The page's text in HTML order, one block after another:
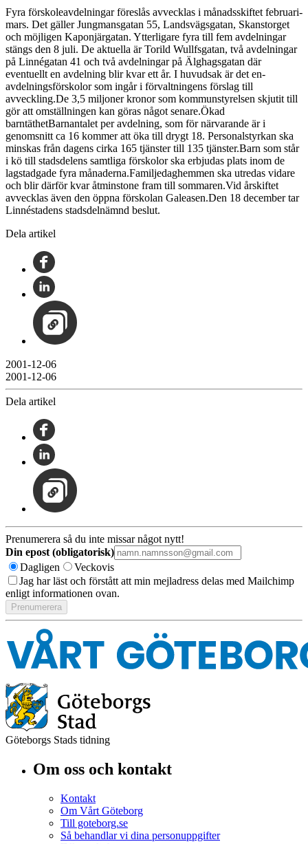
Fyra förskoleavdelningar föreslås avvecklas i månadsskiftet februari-
mars. Det gäller Jungmansgatan 55, Landsvägsgatan, Skanstorget
och möjligen Kaponjärgatan. Ytterligare fyra till fem avdelningar
stängs den 8 juli. De aktuella är Torild Wullfsgatan, två avdelningar
på Linnégatan 41 och två avdelningar på Älghagsgatan där
eventuellt en avdelning blir kvar ett år. I huvudsak är det en-
avdelningsförskolor som ingår i förvaltningens förslag till
avveckling.De 3,5 miljoner kronor som kommunstyrelsen skjutit till
gör att omställningen kan göras något senare.Ökad
barntäthetBarnantalet per avdelning, som för närvarande är i
genomsnitt ca 16 kommer att öka till drygt 18. Personalstyrkan ska
minskas från dagens cirka 165 tjänster till 135 tjänster.Barn som står
i kö till stadsdelens samtliga förskolor ska erbjudas plats inom de
lagstadgade fyra månaderna.Familjedaghemmen ska utredas vidare
och blir därför kvar åtminstone fram till sommaren.Vid årskiftet
avvecklas även den öppna förskolan Galeasen.Den 18 december tar
Linnéstadens stadsdelnämnd beslut.
Dela artikel
2001-12-06
2001-12-06
Dela artikel
Prenumerera så du inte missar något nytt!
Din epost (obligatorisk)
Dagligen
Veckovis
Jag har läst och förstått att min mejladress delas med Mailchimp
enligt informationen ovan.
Göteborgs Stads tidning
Om oss och kontakt
Kontakt
Om Vårt Göteborg
Till goteborg.se
Så behandlar vi dina personuppgifter